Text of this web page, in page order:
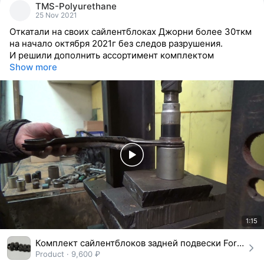
TMS-Polyurethane
25 Nov 2021
Откатали на своих сайлентблоках Джорни более 30ткм
на начало октября 2021г без следов разрушения.
И решили дополнить ассортимент комплектом
Show more
1:15
Комплект сайлентблоков задней подвески Ford Focus I, II, III, Kuga, C-Max, Mazda 3, 5
Product · 9,600 ₽